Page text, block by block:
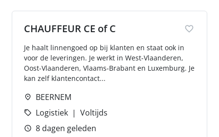
CHAUFFEUR CE of C
Je haalt linnengoed op bij klanten en staat ook in
voor de leveringen. Je werkt in West-Vlaanderen,
Oost-Vlaanderen, Vlaams-Brabant en Luxemburg. Je
kan zelf klantencontact...
BEERNEM
Logistiek
Voltijds
8 dagen geleden